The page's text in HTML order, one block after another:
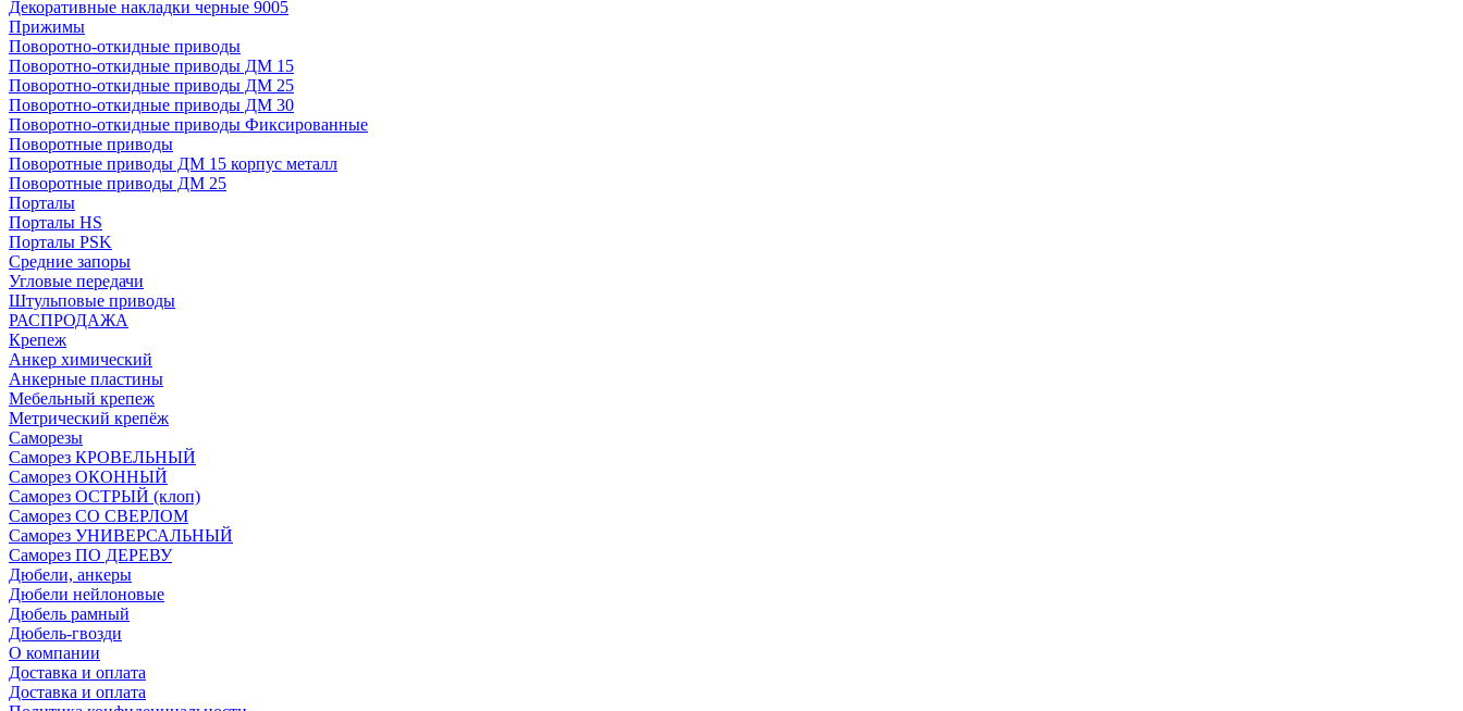
Декоративные накладки черные 9005
Прижимы
Поворотно-откидные приводы
Поворотно-откидные приводы ДМ 15
Поворотно-откидные приводы ДМ 25
Поворотно-откидные приводы ДМ 30
Поворотно-откидные приводы Фиксированные
Поворотные приводы
Поворотные приводы ДМ 15 корпус металл
Поворотные приводы ДМ 25
Порталы
Порталы HS
Порталы PSK
Средние запоры
Угловые передачи
Штульповые приводы
РАСПРОДАЖА
Крепеж
Анкер химический
Анкерные пластины
Мебельный крепеж
Метрический крепёж
Саморезы
Саморез КРОВЕЛЬНЫЙ
Саморез ОКОННЫЙ
Саморез ОСТРЫЙ (клоп)
Саморез СО СВЕРЛОМ
Саморез УНИВЕРСАЛЬНЫЙ
Саморез ПО ДЕРЕВУ
Дюбели, анкеры
Дюбели нейлоновые
Дюбель рамный
Дюбель-гвозди
О компании
Доставка и оплата
Доставка и оплата